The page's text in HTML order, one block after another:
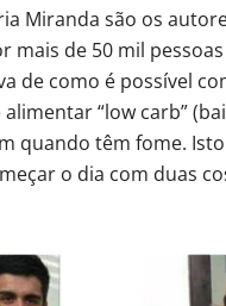
Miranda são os
mais de 50 mil
de como é possível
“low carb”
quando têm fome.
o dia com duas